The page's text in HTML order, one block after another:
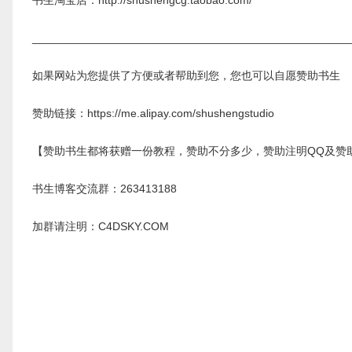
如果网站为您提供了方便或者帮助到您，您也可以自愿赞助书生
赞助链接：https://me.alipay.com/shushengstudio
【赞助书生都将获赠一份教程，赞助不分多少，赞助注明QQ及赞
书生博客交流群：263413188
加群请注明：C4DSKY.COM